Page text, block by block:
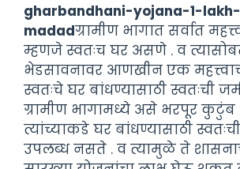
gharbandhani-yojana-1-
madadग्रामीण भागात सर्वात
म्हणजे स्वतःच घर असणे . व
भेडसावनावर आणखीन एक
स्वतःचे घर बांधण्यासाठी स्वतःची
ग्रामीण भागामध्ये असे भरपूर
त्यांच्याकडे घर बांधण्यासाठी
उपलब्ध नसते . व त्यामुळे ते